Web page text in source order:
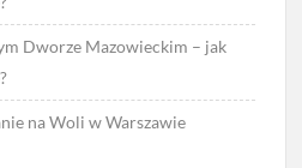
Dworze Mazowieckim – jak
na Woli w Warszawie